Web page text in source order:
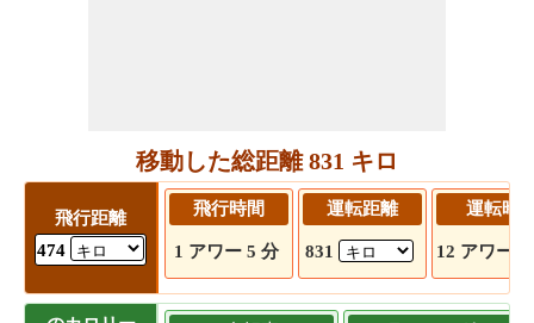
移動した総距離 831 キロ
飛行距離
474
飛行時間
1 アワー 5 分
運転距離
831
運転時
12 アワー